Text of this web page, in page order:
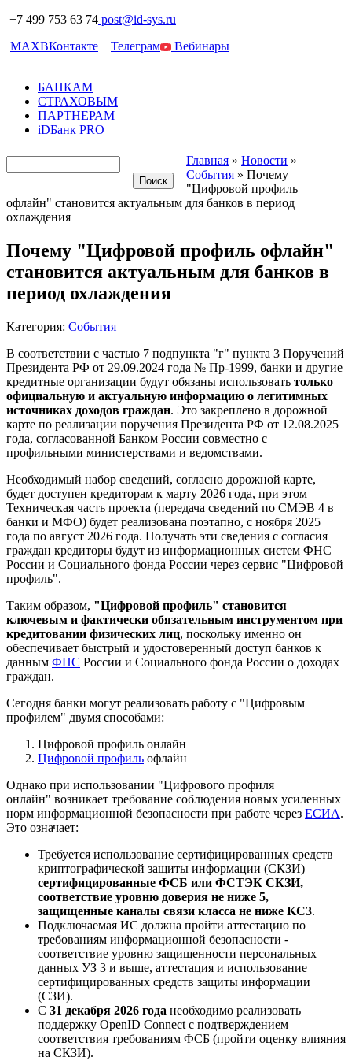
+7 499 753 63 74 post@id-sys.ru
MAXВКонтакте Телеграм Вебинары
БАНКАМ
СТРАХОВЫМ
ПАРТНЕРАМ
iDБанк PRO
Главная » Новости »
События » Почему
"Цифровой профиль
офлайн" становится актуальным для банков в период
охлаждения
Почему "Цифровой профиль офлайн"
становится актуальным для банков в
период охлаждения
Категория: События
В соответствии с частью 7 подпункта "г" пункта 3 Поручений
Президента РФ от 29.09.2024 года № Пр-1999, банки и другие
кредитные организации будут обязаны использовать только
официальную и актуальную информацию о легитимных
источниках доходов граждан. Это закреплено в дорожной
карте по реализации поручения Президента РФ от 12.08.2025
года, согласованной Банком России совместно с
профильными министерствами и ведомствами.
Необходимый набор сведений, согласно дорожной карте,
будет доступен кредиторам к марту 2026 года, при этом
Техническая часть проекта (передача сведений по СМЭВ 4 в
банки и МФО) будет реализована поэтапно, с ноября 2025
года по август 2026 года. Получать эти сведения с согласия
граждан кредиторы будут из информационных систем ФНС
России и Социального фонда России через сервис "Цифровой
профиль".
Таким образом, "Цифровой профиль" становится
ключевым и фактически обязательным инструментом при
кредитовании физических лиц, поскольку именно он
обеспечивает быстрый и удостоверенный доступ банков к
данным ФНС России и Социального фонда России о доходах
граждан.
Сегодня банки могут реализовать работу с "Цифровым
профилем" двумя способами:
Цифровой профиль онлайн
Цифровой профиль офлайн
Однако при использовании "Цифрового профиля
онлайн" возникает требование соблюдения новых усиленных
норм информационной безопасности при работе через ЕСИА.
Это означает:
Требуется использование сертифицированных средств
криптографической защиты информации (СКЗИ) —
сертифицированные ФСБ или ФСТЭК СКЗИ,
соответствие уровню доверия не ниже 5,
защищенные каналы связи класса не ниже KC3.
Подключаемая ИС должна пройти аттестацию по
требованиям информационной безопасности -
соответствие уровню защищенности персональных
данных УЗ 3 и выше, аттестация и использование
сертифицированных средств защиты информации
(СЗИ).
С 31 декабря 2026 года необходимо реализовать
поддержку OpenID Connect с подтверждением
соответствия требованиям ФСБ (пройти оценку влияния
на СКЗИ).